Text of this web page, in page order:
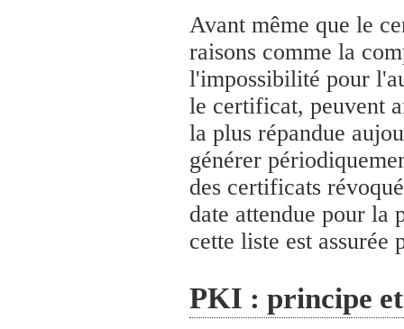
Avant même que le
raisons comme la
l'impossibilité pour
le certificat, peuvent
la plus répandue
générer
des certificats
date attendue pour la
cette liste est
PKI : principe et